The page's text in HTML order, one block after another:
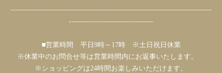
---------------------------------------------------------------------------------
----------------------------------
■営業時間 平日9時～17時 ※土日祝日休業
※休業中のお問合せ等は営業時間内にお返事いたします。
※ショッピングは24時間お楽しみいただけます。